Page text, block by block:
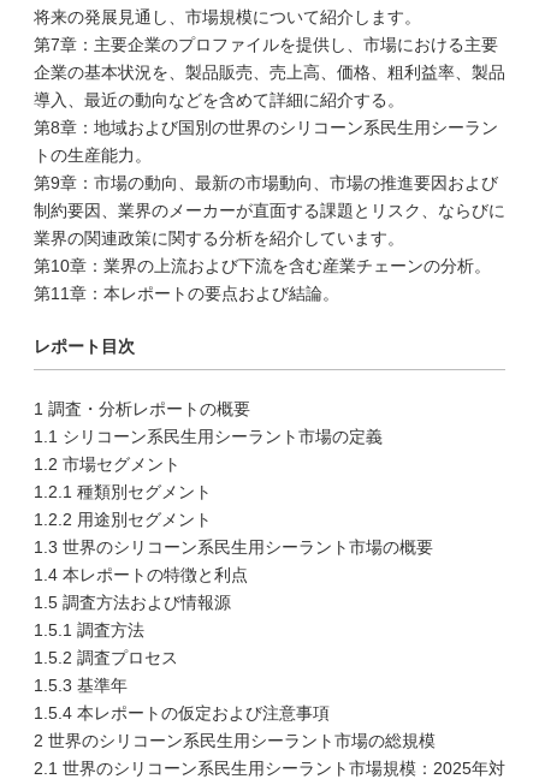
将来の発展見通し、市場規模について紹介します。
第7章：主要企業のプロファイルを提供し、市場における主要
企業の基本状況を、製品販売、売上高、価格、粗利益率、製品
導入、最近の動向などを含めて詳細に紹介する。
第8章：地域および国別の世界のシリコーン系民生用シーラン
トの生産能力。
第9章：市場の動向、最新の市場動向、市場の推進要因および
制約要因、業界のメーカーが直面する課題とリスク、ならびに
業界の関連政策に関する分析を紹介しています。
第10章：業界の上流および下流を含む産業チェーンの分析。
第11章：本レポートの要点および結論。
レポート目次
1 調査・分析レポートの概要
1.1 シリコーン系民生用シーラント市場の定義
1.2 市場セグメント
1.2.1 種類別セグメント
1.2.2 用途別セグメント
1.3 世界のシリコーン系民生用シーラント市場の概要
1.4 本レポートの特徴と利点
1.5 調査方法および情報源
1.5.1 調査方法
1.5.2 調査プロセス
1.5.3 基準年
1.5.4 本レポートの仮定および注意事項
2 世界のシリコーン系民生用シーラント市場の総規模
2.1 世界のシリコーン系民生用シーラント市場規模：2025年対